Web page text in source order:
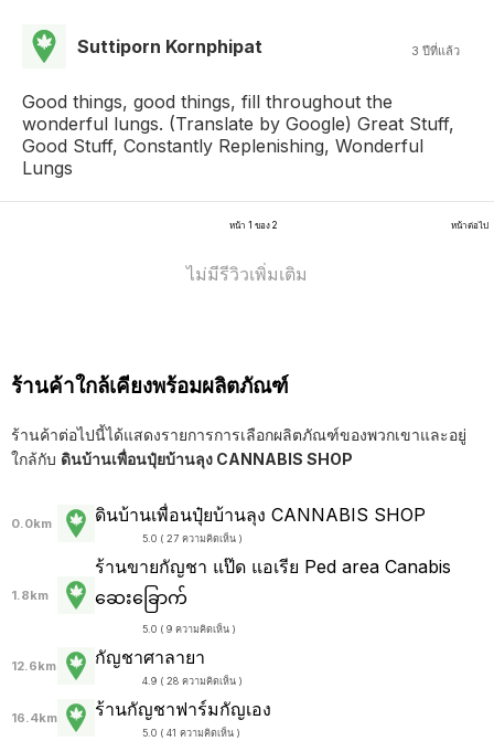
Suttiporn Kornphipat 3 ปีที่แล้ว
Good things, good things, fill throughout the
wonderful lungs. (Translate by Google) Great Stuff,
Good Stuff, Constantly Replenishing, Wonderful
Lungs
หน้า 1 ของ 2 หน้าต่อไป
ไม่มีรีวิวเพิ่มเติม
ร้านค้าใกล้เคียงพร้อมผลิตภัณฑ์
ร้านค้าต่อไปนี้ได้แสดงรายการการเลือกผลิตภัณฑ์ของพวกเขาและอยู่
ใกล้กับ ดินบ้านเพื่อนปุ๋ยบ้านลุง CANNABIS SHOP
0.0km ดินบ้านเพื่อนปุ๋ยบ้านลุง CANNABIS SHOP
5.0 ( 27 ความคิดเห็น )
1.8km
ร้านขายกัญชา แป๊ด แอเรีย Ped area Canabis
ဆေးခြောက်
5.0 ( 9 ความคิดเห็น )
12.6km กัญชาศาลายา
4.9 ( 28 ความคิดเห็น )
16.4km ร้านกัญชาฟาร์มกัญเอง
5.0 ( 41 ความคิดเห็น )